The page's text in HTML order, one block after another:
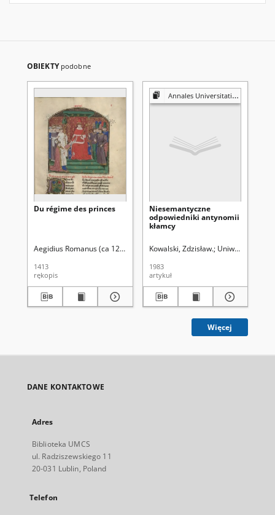
OBIEKTY podobne
Du régime des princes
Aegidius Romanus (ca 1243-1316). Aut. oryg.
1413
rękopis
Annales Universitatis Mariae Curie-Skłodowska. Sectio I, Philosophia-Sociologia
Niesemantyczne
odpowiedniki antynomii
kłamcy
Kowalski, Zdzisław. Uniwersytet
1983
artykuł
Więcej
DANE KONTAKTOWE
Adres
Biblioteka UMCS
ul. Radziszewskiego 11
20-031 Lublin, Poland
Telefon